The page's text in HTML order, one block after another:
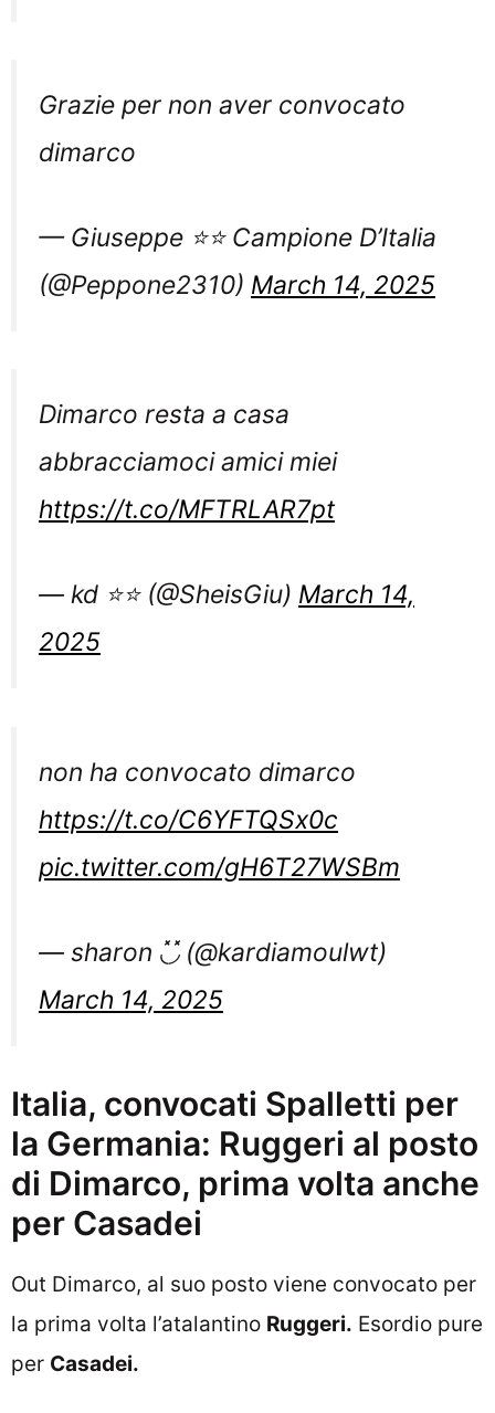
Grazie per non aver convocato
dimarco
— Giuseppe ⭐⭐ Campione D’Italia
(@Peppone2310) March 14, 2025
Dimarco resta a casa
abbracciamoci amici miei
https://t.co/MFTRLAR7pt
— kd ⭐️⭐️ (@SheisGiu) March 14,
2025
non ha convocato dimarco
https://t.co/C6YFTQSx0c
pic.twitter.com/gH6T27WSBm
— sharon ◟̽◞̽ (@kardiamoulwt)
March 14, 2025
Italia, convocati Spalletti per
la Germania: Ruggeri al posto
di Dimarco, prima volta anche
per Casadei
Out Dimarco, al suo posto viene convocato per
la prima volta l’atalantino Ruggeri. Esordio pure
per Casadei.